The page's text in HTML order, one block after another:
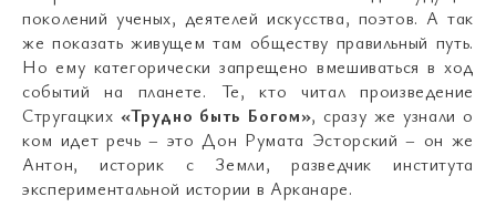
поколений ученых, деятелей искусства, поэтов. А так
же показать живущем там обществу правильный путь.
Но ему категорически запрещено вмешиваться в ход
событий на планете. Те, кто читал произведение
Стругацких «Трудно быть Богом», сразу же узнали о
ком идет речь – это Дон Румата Эсторский – он же
Антон, историк с Земли, разведчик института
экспериментальной истории в Арканаре.